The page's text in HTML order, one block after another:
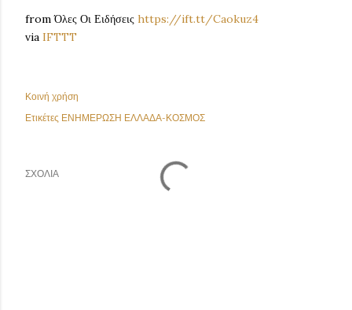
from Όλες Οι Ειδήσεις https://ift.tt/Caokuz4
via IFTTT
Κοινή χρήση
Ετικέτες ΕΝΗΜΕΡΩΣΗ ΕΛΛΑΔΑ-ΚΟΣΜΟΣ
ΣΧΌΛΙΑ